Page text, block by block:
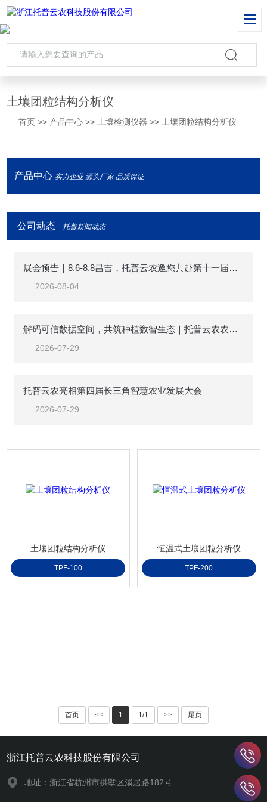
土壤团粒结构分析仪
首页 >> 产品中心 >> 土壤检测仪器 >> 土壤团粒结构分析仪
产品中心 实力企业 源头厂家 品质保证
公司动态 托普新闻动态
展会预告｜8.6-8.8昌吉，托普云农邀您共赴第十一届中国新疆种子展示交易会
2026-08-04
解码可信数据空间，共筑种植数智生态｜托普云农农业（种植）可信数据空间生态共建倡议
2026-07-29
托普云农亮相第四届长三角智慧农业发展大会
2026-07-29
土壤团粒结构分析仪
TPF-100
恒温式土壤团粒分析仪
TPF-200
首页 << 1 1/1 >> 尾页
浙江托普云农科技股份有限公司
地址：浙江省杭州市拱墅区溪居路182号